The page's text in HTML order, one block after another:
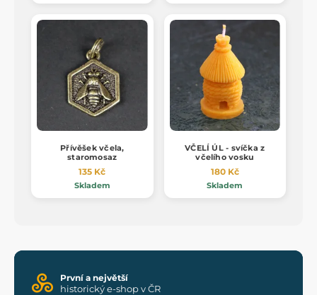
Přívěšek včela,
staromosaz
135 Kč
Skladem
VČELÍ ÚL - svíčka z
včelího vosku
180 Kč
Skladem
První a největší
historický e-shop v ČR